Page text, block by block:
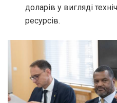
доларів у вигляді
ресурсів.